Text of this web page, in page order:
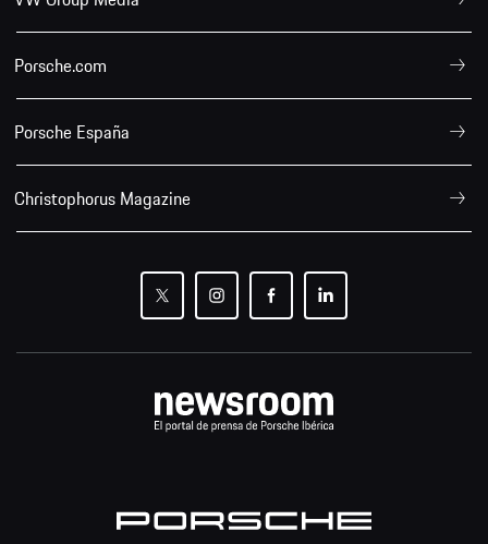
Porsche.com
Porsche España
Christophorus Magazine